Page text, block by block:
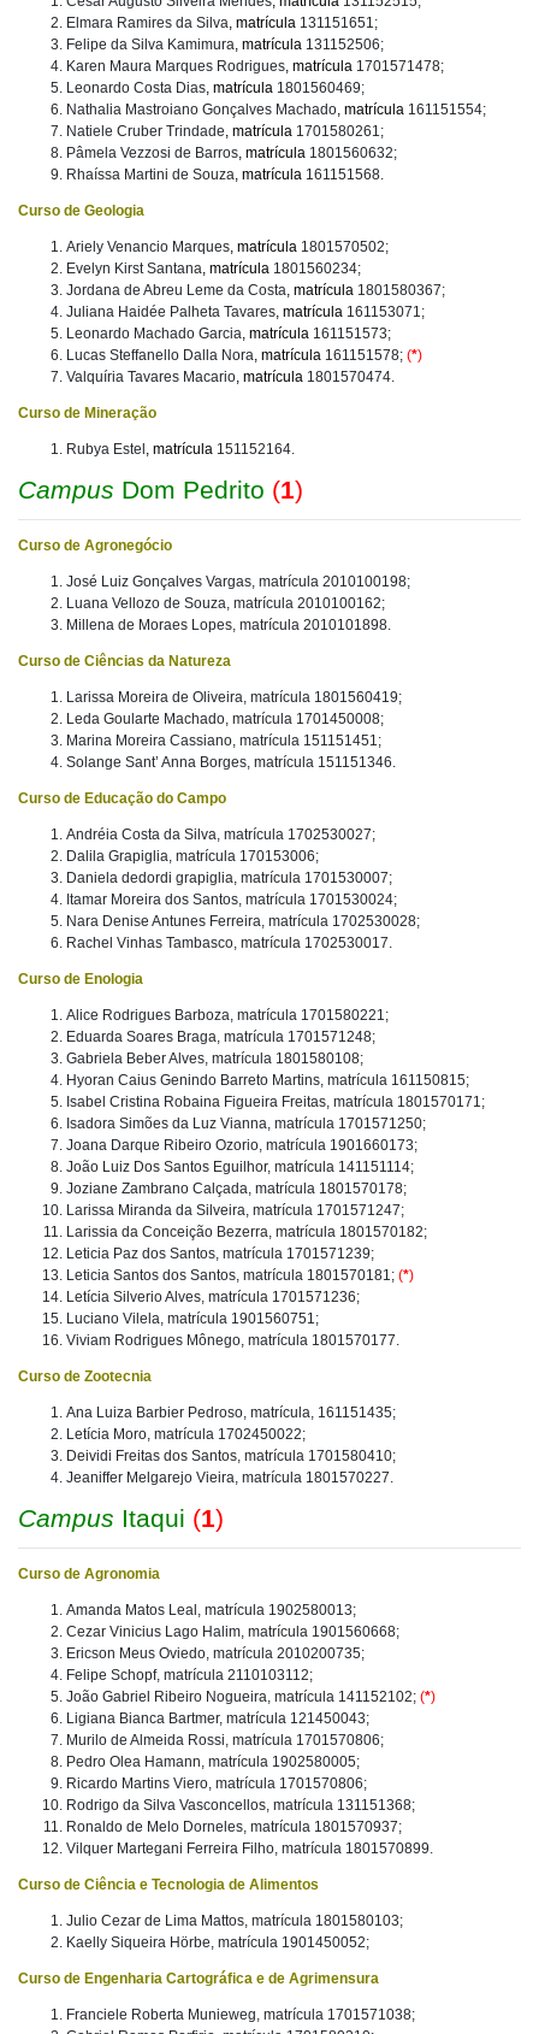
Elmara Ramires da Silva, matrícula 131151651;
Felipe da Silva Kamimura, matrícula 131152506;
Karen Maura Marques Rodrigues, matrícula 1701571478;
Leonardo Costa Dias, matrícula 1801560469;
Nathalia Mastroiano Gonçalves Machado, matrícula 161151554;
Natiele Cruber Trindade, matrícula 1701580261;
Pâmela Vezzosi de Barros, matrícula 1801560632;
Rhaíssa Martini de Souza, matrícula 161151568.
Curso de Geologia
Ariely Venancio Marques, matrícula 1801570502;
Evelyn Kirst Santana, matrícula 1801560234;
Jordana de Abreu Leme da Costa, matrícula 1801580367;
Juliana Haidée Palheta Tavares, matrícula 161153071;
Leonardo Machado Garcia, matrícula 161151573;
Lucas Steffanello Dalla Nora, matrícula 161151578; (*)
Valquíria Tavares Macario, matrícula 1801570474.
Curso de Mineração
Rubya Estel , matrícula 151152164.
Campus Dom Pedrito (1)
Curso de Agronegócio
José Luiz Gonçalves Vargas, matrícula 2010100198;
Luana Vellozo de Souza, matrícula 2010100162;
Millena de Moraes Lopes, matrícula 2010101898.
Curso de Ciências da Natureza
Larissa Moreira de Oliveira, matrícula 1801560419;
Leda Goularte Machado, matrícula 1701450008;
Marina Moreira Cassiano, matrícula 151151451;
Solange Sant’ Anna Borges, matrícula 151151346.
Curso de Educação do Campo
Andréia Costa da Silva, matrícula 1702530027;
Dalila Grapiglia, matrícula 170153006;
Daniela dedordi grapiglia, matrícula 1701530007;
Itamar Moreira dos Santos, matrícula 1701530024;
Nara Denise Antunes Ferreira, matrícula 1702530028;
Rachel Vinhas Tambasco, matrícula 1702530017.
Curso de Enologia
Alice Rodrigues Barboza, matrícula 1701580221;
Eduarda Soares Braga, matrícula 1701571248;
Gabriela Beber Alves, matrícula 1801580108;
Hyoran Caius Genindo Barreto Martins, matrícula 161150815;
Isabel Cristina Robaina Figueira Freitas, matrícula 1801570171;
Isadora Simões da Luz Vianna, matrícula 1701571250;
Joana Darque Ribeiro Ozorio, matrícula 1901660173;
João Luiz Dos Santos Eguilhor, matrícula 141151114;
Joziane Zambrano Calçada, matrícula 1801570178;
Larissa Miranda da Silveira, matrícula 1701571247;
Larissia da Conceição Bezerra, matrícula 1801570182;
Leticia Paz dos Santos, matrícula 1701571239;
Leticia Santos dos Santos, matrícula 1801570181; (*)
Letícia Silverio Alves, matrícula 1701571236;
Luciano Vilela, matrícula 1901560751;
Viviam Rodrigues Mônego, matrícula 1801570177.
Curso de Zootecnia
Ana Luiza Barbier Pedroso, matrícula, 161151435;
Letícia Moro, matrícula 1702450022;
Deividi Freitas dos Santos, matrícula 1701580410;
Jeaniffer Melgarejo Vieira, matrícula 1801570227.
Campus Itaqui (1)
Curso de Agronomia
Amanda Matos Leal, matrícula 1902580013;
Cezar Vinicius Lago Halim, matrícula 1901560668;
Ericson Meus Oviedo, matrícula 2010200735;
Felipe Schopf, matrícula 2110103112;
João Gabriel Ribeiro Nogueira, matrícula 141152102; (*)
Ligiana Bianca Bartmer, matrícula 121450043;
Murilo de Almeida Rossi, matrícula 1701570806;
Pedro Olea Hamann, matrícula 1902580005;
Ricardo Martins Viero, matrícula 1701570806;
Rodrigo da Silva Vasconcellos, matrícula 131151368;
Ronaldo de Melo Dorneles, matrícula 1801570937;
Vilquer Martegani Ferreira Filho, matrícula 1801570899.
Curso de Ciência e Tecnologia de Alimentos
Julio Cezar de Lima Mattos, matrícula 1801580103;
Kaelly Siqueira Hörbe, matrícula 1901450052;
Curso de Engenharia Cartográfica e de Agrimensura
Franciele Roberta Munieweg, matrícula 1701571038;